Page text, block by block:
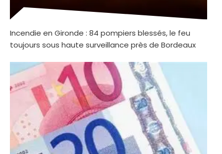
Incendie en Gironde : 84 pompiers blessés, le feu
toujours sous haute surveillance près de Bordeaux